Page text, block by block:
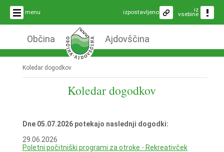
menu iz
vsebine
izpostavljeno
Občina Ajdovščina
Koledar dogodkov
Koledar dogodkov
Dne 05.07.2026 potekajo naslednji dogodki:
29.06.2026
Poletni počitniški programi za otroke - Rekreativček